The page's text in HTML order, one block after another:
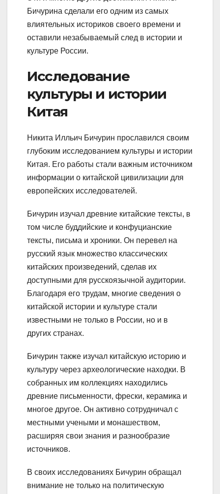
Бичурина сделали его одним из самых
влиятельных историков своего времени и
оставили незабываемый след в истории и
культуре России.
Исследование
культуры и истории
Китая
Никита Илльич Бичурин прославился своим
глубоким исследованием культуры и истории
Китая. Его работы стали важным источником
информации о китайской цивилизации для
европейских исследователей.
Бичурин изучал древние китайские тексты, в
том числе буддийские и конфуцианские
тексты, письма и хроники. Он перевел на
русский язык множество классических
китайских произведений, сделав их
доступными для русскоязычной аудитории.
Благодаря его трудам, многие сведения о
китайской истории и культуре стали
известными не только в России, но и в
других странах.
Бичурин также изучал китайскую историю и
культуру через археологические находки. В
собранных им коллекциях находились
древние письменности, фрески, керамика и
многое другое. Он активно сотрудничал с
местными учеными и монашеством,
расширяя свои знания и разнообразие
источников.
В своих исследованиях Бичурин обращал
внимание не только на политическую